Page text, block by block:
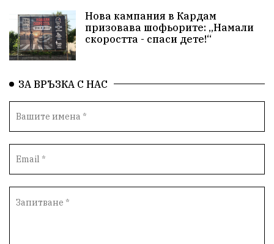
Нова кампания в Кардам
призовава шофьорите: „Намали
скоростта - спаси дете!“
ЗА ВРЪЗКА С НАС